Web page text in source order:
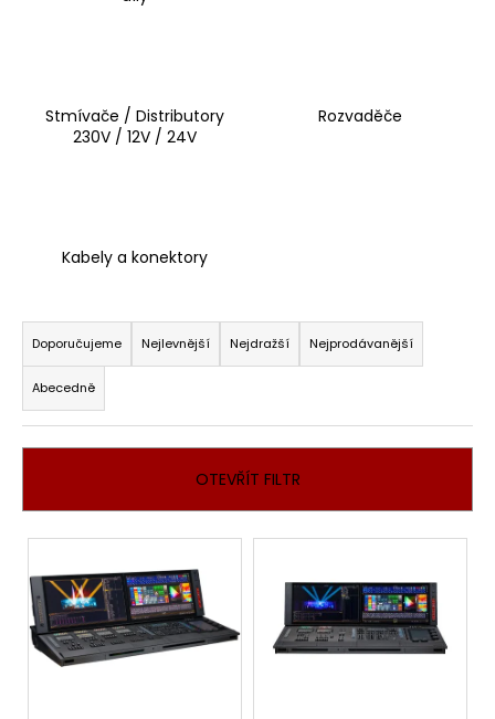
Stmívače / Distributory
230V / 12V / 24V
Rozvaděče
Kabely a konektory
Ř
a
z
e
n
r
o
d
u
k
Doporučujeme Nejlevnější Nejdražší Nejprodávanější
Abecedně
OTEVŘÍT FILTR
V
ý
p
s
HLEDAT
D
o
p
o
r
j
e
m
e